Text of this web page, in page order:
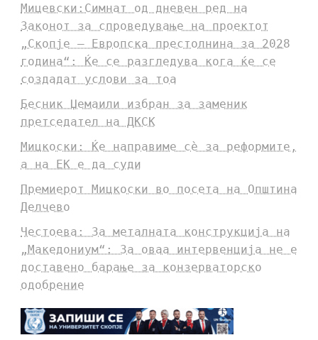
Мицевски:Симнат од дневен ред на
Законот за спроведување на проектот
„Скопје – Европска престолнина за 2028
година“: Ќе се разгледува кога ќе се
создадат услови за тоа
Бесник Џемаили избран за заменик
претседател на ДКСК
Мицкоски: Ќе направиме сè за реформите,
а на ЕК е да суди
Премиерот Мицкоски во посета на Општина
Делчево
Честоева: За металната конструкција на
„Македониум“: За оваа интервенција не е
доставено барање за конзерваторско
одобрение